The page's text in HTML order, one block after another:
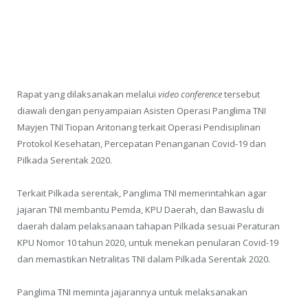
Rapat yang dilaksanakan melalui video conferencetersebut
diawali dengan penyampaian Asisten Operasi Panglima TNI
Mayjen TNI Tiopan Aritonang terkait Operasi Pendisiplinan
Protokol Kesehatan, Percepatan Penanganan Covid-19 dan
Pilkada Serentak 2020.
Terkait Pilkada serentak, Panglima TNI memerintahkan agar
jajaran TNI membantu Pemda, KPU Daerah, dan Bawaslu di
daerah dalam pelaksanaan tahapan Pilkada sesuai Peraturan
KPU Nomor 10 tahun 2020, untuk menekan penularan Covid-19
dan memastikan Netralitas TNI dalam Pilkada Serentak 2020.
Panglima TNI meminta jajarannya untuk melaksanakan